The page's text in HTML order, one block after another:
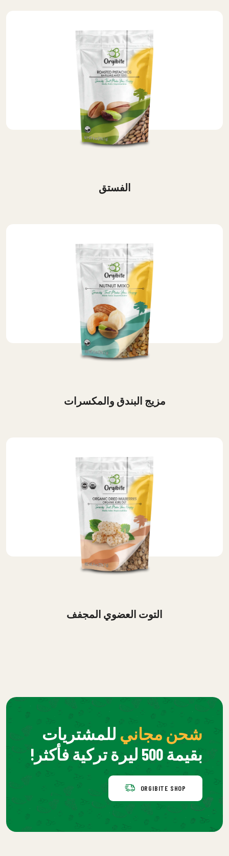
الفستق
مزيج البندق والمكسرات
التوت العضوي المجفف
شحن مجاني للمشتريات
بقيمة 500 ليرة تركية فأكثر!
ORGIBITE SHOP